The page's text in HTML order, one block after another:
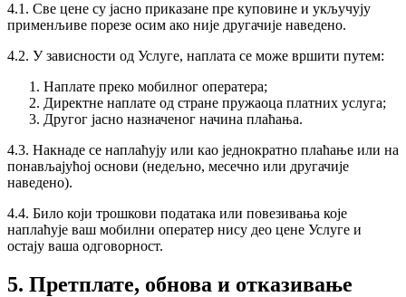
4.1. Све цене су јасно приказане пре куповине и укључују
применљиве порезе осим ако није другачије наведено.
4.2. У зависности од Услуге, наплата се може вршити путем:
Наплате преко мобилног оператера;
Директне наплате од стране пружаоца платних услуга;
Другог јасно назначеног начина плаћања.
4.3. Накнаде се наплаћују или као једнократно плаћање или на
понављајућој основи (недељно, месечно или другачије
наведено).
4.4. Било који трошкови података или повезивања које
наплаћује ваш мобилни оператер нису део цене Услуге и
остају ваша одговорност.
5. Претплате, обнова и отказивање